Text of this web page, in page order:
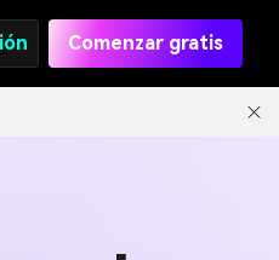
Comenzar gratis